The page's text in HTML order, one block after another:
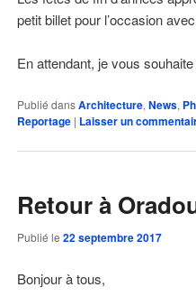
petit billet pour l’occasion
En attendant, je vous
Publié dansArchitecture, News,
Reportage | Laisser un
Retour à
Publié le 22 septembre 2017
Bonjour à tous,